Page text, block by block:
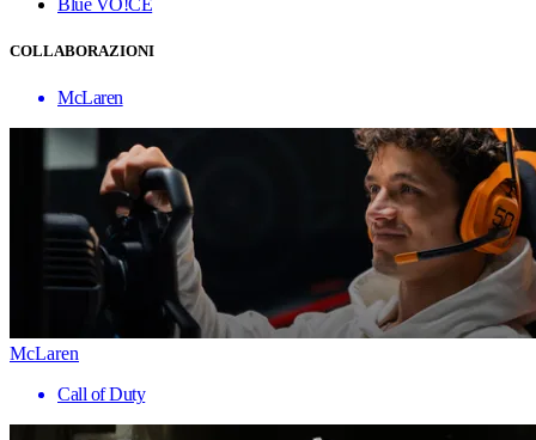
COLLABORAZIONI
McLaren
McLaren
Call of Duty